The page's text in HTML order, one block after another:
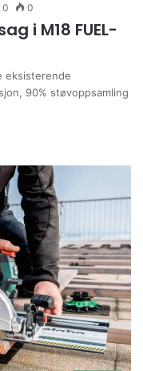
0 0
i M18 FUEL-
eksisterende
90% støvoppsamling